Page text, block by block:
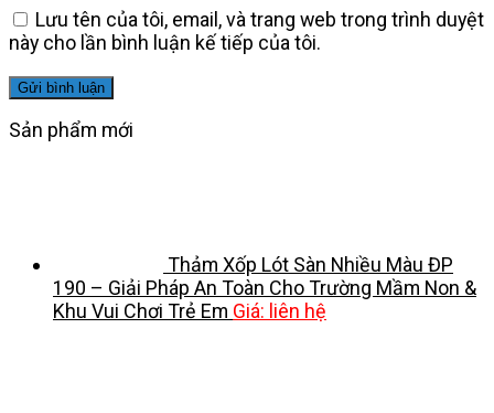
Lưu tên của tôi, email, và trang web trong trình duyệt
này cho lần bình luận kế tiếp của tôi.
Sản phẩm mới
Thảm Xốp Lót Sàn Nhiều Màu ĐP
190 – Giải Pháp An Toàn Cho Trường Mầm Non &
Khu Vui Chơi Trẻ Em Giá: liên hệ